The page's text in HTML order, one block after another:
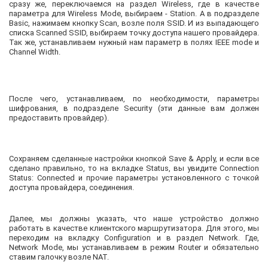
сразу же, переключаемся на раздел Wireless, где в качестве
параметра для Wireless Mode, выбираем - Station. А в подразделе
Basic, нажимаем кнопку Scan, возле поля SSID. И из выпадающего
списка Scanned SSID, выбираем точку доступа нашего провайдера.
Так же, устанавливаем нужный нам параметр в полях IEEE mode и
Channel Width.
После чего, устанавливаем, по необходимости, параметры
шифрования, в подразделе Security (эти данные вам должен
предоставить провайдер).
Сохраняем сделанные настройки кнопкой Save & Apply, и если все
сделано правильно, то на вкладке Status, вы увидите Connection
Status: Connected и прочие параметры установленного с точкой
доступа провайдера, соединения.
Далее, мы должны указать, что наше устройство должно
работать в качестве клиентского маршрутизатора. Для этого, мы
переходим на вкладку Configuration и в раздел Network. Где,
Network Mode, мы устанавливаем в режим Router и обязательно
ставим галочку возле NAT.